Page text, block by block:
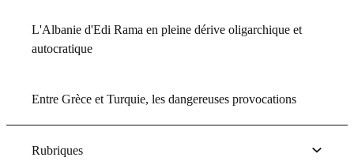
L'Albanie d'Edi Rama en pleine dérive oligarchique et
autocratique
Entre Grèce et Turquie, les dangereuses provocations
Rubriques